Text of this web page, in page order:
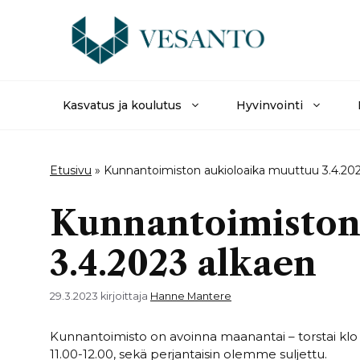
Kasvatus ja koulutus Hyvinvointi
Etusivu » Kunnantoimiston aukioloaika muuttuu
3.4.2023 alkaen
29.3.2023 kirjoittaja Hanne Mantere
Kunnantoimisto on avoinna maanantai – torstai
11.00-12.00, sekä perjantaisin olemme suljettu.